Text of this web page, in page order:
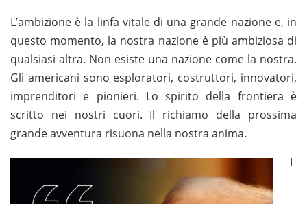
L’ambizione è la linfa vitale di una grande nazione e, in
questo momento, la nostra nazione è più ambiziosa di
qualsiasi altra. Non esiste una nazione come la nostra.
Gli americani sono esploratori, costruttori, innovatori,
imprenditori e pionieri. Lo spirito della frontiera è
scritto nei nostri cuori. Il richiamo della prossima
grande avventura risuona nella nostra anima.
I